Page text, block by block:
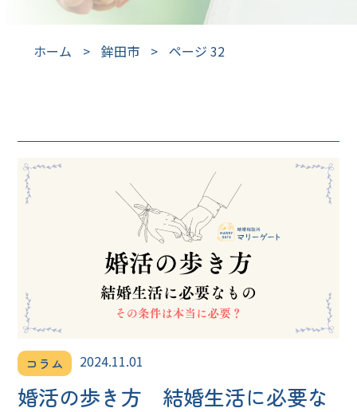
ホーム > 鉾田市 > ページ 32
コラム 2024.11.01
婚活の歩き方 結婚生活に必要な